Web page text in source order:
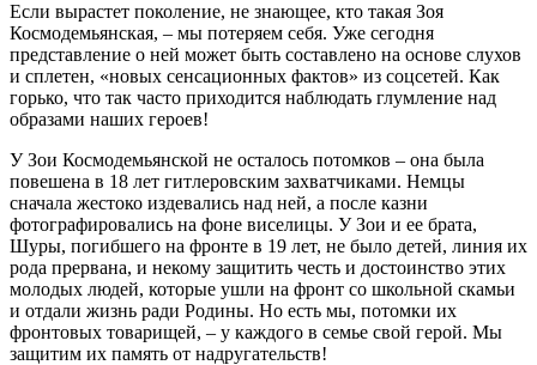
Если вырастет поколение, не знающее, кто такая Зоя
Космодемьянская, – мы потеряем себя. Уже сегодня
представление о ней может быть составлено на основе слухов
и сплетен, «новых сенсационных фактов» из соцсетей. Как
горько, что так часто приходится наблюдать глумление над
образами наших героев!
У Зои Космодемьянской не осталось потомков – она была
повешена в 18 лет гитлеровским захватчиками. Немцы
сначала жестоко издевались над ней, а после казни
фотографировались на фоне виселицы. У Зои и ее брата,
Шуры, погибшего на фронте в 19 лет, не было детей, линия их
рода прервана, и некому защитить честь и достоинство этих
молодых людей, которые ушли на фронт со школьной скамьи
и отдали жизнь ради Родины. Но есть мы, потомки их
фронтовых товарищей, – у каждого в семье свой герой. Мы
защитим их память от надругательств!